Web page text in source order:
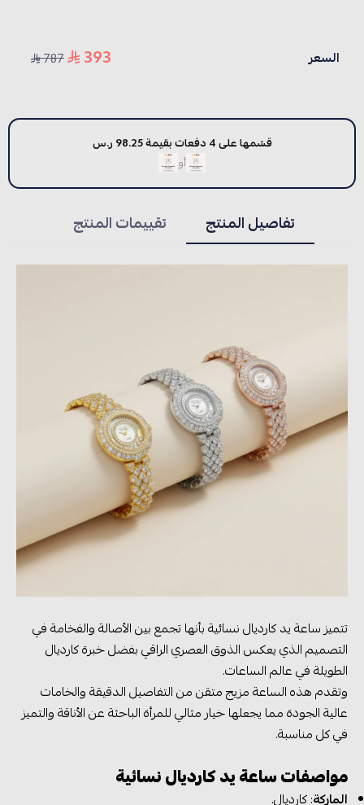
السعر 393
787
قسّمها على 4 دفعات بقيمة 98.25 ر.س
أو
تفاصيل المنتج تقييمات المنتج
تتميز ساعة يد كارديال نسائية بأنها تجمع بين الأصالة والفخامة في
التصميم الذي يعكس الذوق العصري الراقي بفضل خبرة كارديال
الطويلة في عالم الساعات.
وتقدم هذه الساعة مزيج متقن من التفاصيل الدقيقة والخامات
عالية الجودة مما يجعلها خيار مثالي للمرأة الباحثة عن الأناقة والتميز
في كل مناسبة.
مواصفات ساعة يد كارديال نسائية
الماركة: كارديال.